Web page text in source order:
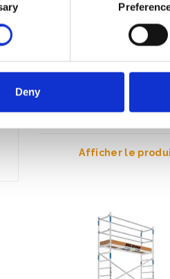
Deny
Échafaudage roulant
travail
€1.829,00 €2.267,12 HT
Afficher le